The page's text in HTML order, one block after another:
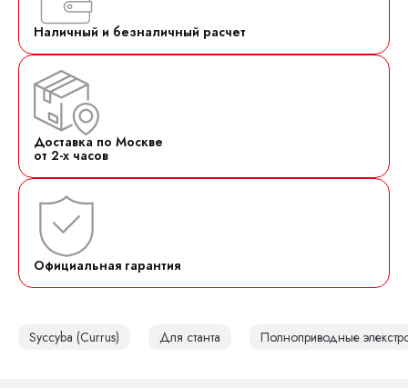
Наличный и безналичный расчет
Доставка по Москве
от 2-х часов
Официальная гарантия
Syccyba (Currus) Для станта Полноприводные